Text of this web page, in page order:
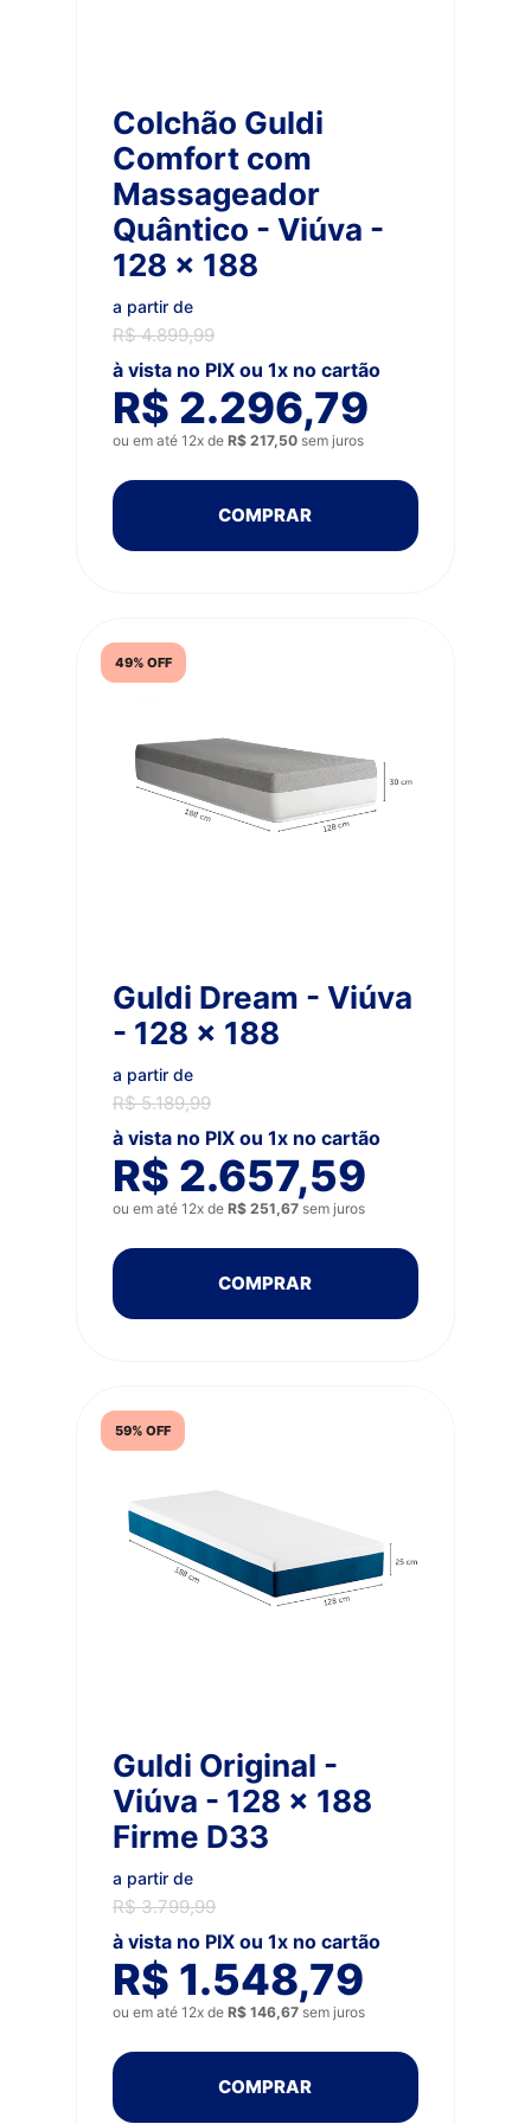
Colchão Guldi
Comfort com
Massageador
Quântico - Viúva -
128 x 188
a partir de
R$ 4.899,99
à vista no PIX ou 1x no cartão
R$ 2.296,79
ou em até 12x de R$ 217,50sem juros
COMPRAR
49% OFF
Guldi Dream - Viúva
- 128 x 188
a partir de
R$ 5.189,99
à vista no PIX ou 1x no cartão
R$ 2.657,59
ou em até 12x de R$ 251,67sem juros
COMPRAR
59% OFF
Guldi Original -
Viúva - 128 x 188
Firme D33
a partir de
R$ 3.799,99
à vista no PIX ou 1x no cartão
R$ 1.548,79
ou em até 12x de R$ 146,67sem juros
COMPRAR